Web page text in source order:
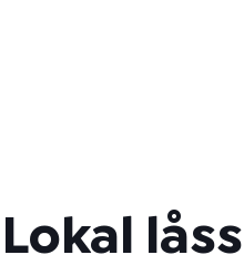
Lokal